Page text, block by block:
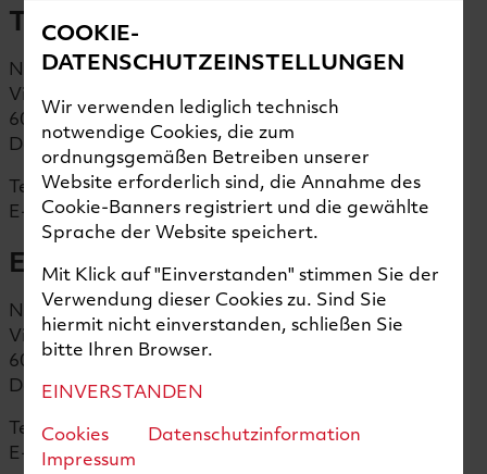
Technischer Kundendienst
Nord-Micro GmbH & Co. KG
Victor-Slotosch-Str. 20
60388 Frankfurt
Deutschland
Tel.(+49) 6109 303-0
E-Mail:Service.Engineering@Collins.com
Einkauf
Nord-Micro GmbH & Co. KG
Victor-Slotosch-Str. 20
60388 Frankfurt
Deutschland
Tel.(+49) 6109 303-0
E-Mail:GPHSNMExpediting@Collins.com
COOKIE-
DATENSCHUTZEINSTELLUNGEN
Wir verwenden lediglich technisch
notwendige Cookies, die zum
ordnungsgemäßen Betreiben unserer
Website erforderlich sind, die Annahme des
Cookie-Banners registriert und die gewählte
Sprache der Website speichert.
Mit Klick auf "Einverstanden" stimmen Sie der
Verwendung dieser Cookies zu. Sind Sie
hiermit nicht einverstanden, schließen Sie
bitte Ihren Browser.
EINVERSTANDEN
Cookies
Datenschutzinformation
Impressum